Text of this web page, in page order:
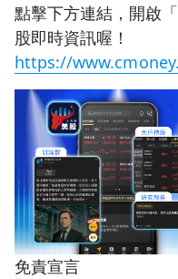
點擊下方連結，開啟
股即時資訊喔！
https://
免責宣言